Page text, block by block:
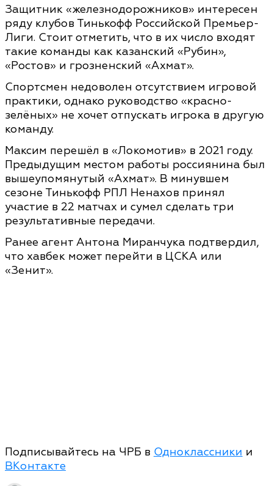
Защитник «железнодорожников» интересен
ряду клубов Тинькофф Российской Премьер-
Лиги. Стоит отметить, что в их число входят
такие команды как казанский «Рубин»,
«Ростов» и грозненский «Ахмат».
Спортсмен недоволен отсутствием игровой
практики, однако руководство «красно-
зелёных» не хочет отпускать игрока в другую
команду.
Максим перешёл в «Локомотив» в 2021 году.
Предыдущим местом работы россиянина был
вышеупомянутый «Ахмат». В минувшем
сезоне Тинькофф РПЛ Ненахов принял
участие в 22 матчах и сумел сделать три
результативные передачи.
Ранее агент Антона Миранчука подтвердил,
что хавбек может перейти в ЦСКА или
«Зенит».
Подписывайтесь на ЧРБ в Одноклассники и
ВКонтакте